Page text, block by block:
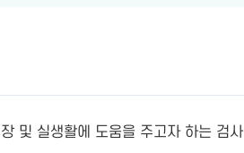
및 실생활에 도움을 주고자 하는 검사